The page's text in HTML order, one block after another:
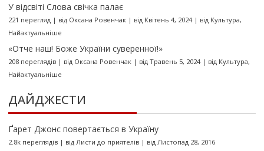
У відсвіті Слова свічка палає
221 перегляд | від Оксана Ровенчак| від Квітень 4, 2024| від Культура,
Найактуальніше
«Отче наш! Боже України суверенної!»
208 переглядів| від Оксана Ровенчак| від Травень 5, 2024| від Культура,
Найактуальніше
ДАЙДЖЕСТИ
Ґарет Джонс повертається в Україну
2.8k переглядів| від Листи до приятелів| від Листопад 28, 2016